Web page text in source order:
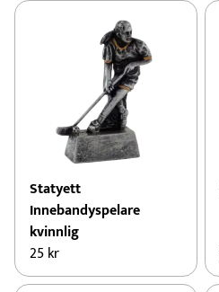
Statyett
Innebandyspelare
kvinnlig
25kr